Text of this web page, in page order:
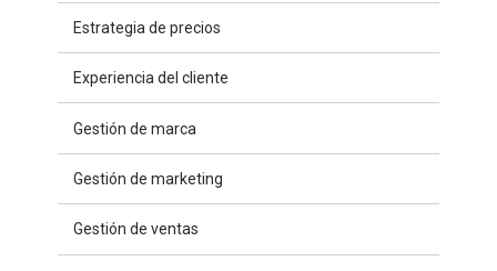
Estrategia de precios
Experiencia del cliente
Gestión de marca
Gestión de marketing
Gestión de ventas